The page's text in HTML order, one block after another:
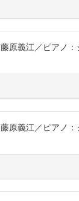
原義江／ピアノ
原義江／ピアノ